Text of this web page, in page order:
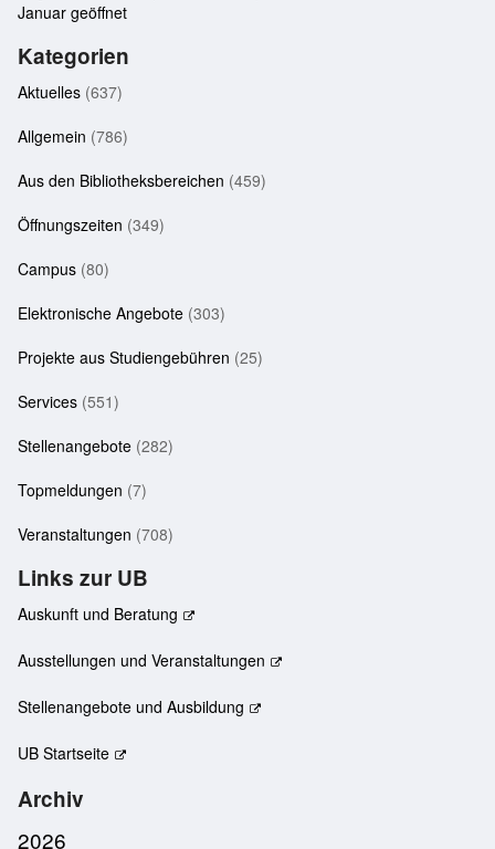
Januar geöffnet
Kategorien
Aktuelles (637)
Allgemein (786)
Aus den Bibliotheksbereichen (459)
Öffnungszeiten (349)
Campus (80)
Elektronische Angebote (303)
Projekte aus Studiengebühren (25)
Services (551)
Stellenangebote (282)
Topmeldungen (7)
Veranstaltungen (708)
Links zur UB
Auskunft und Beratung
Ausstellungen und Veranstaltungen
Stellenangebote und Ausbildung
UB Startseite
Archiv
2026